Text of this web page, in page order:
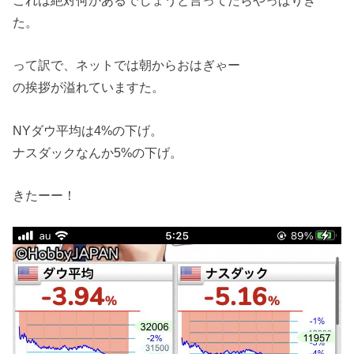
た。
って訳で、ネットでは朝からおはぎゃー
の挨拶が溢れていますた。
NYダウ平均は4%の下げ。
ナスダックなんか5%の下げ。
きたーー！